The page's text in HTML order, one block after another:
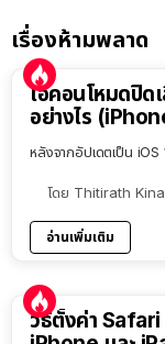
เรื่องห้ามพลาด
ไอคอนโหมดปิด
อย่างไร
หลังจากอัปเดตเป็น
โดย Thitirath
อ่านเพิ่มเติม
วิธีตั้งค่า Safari